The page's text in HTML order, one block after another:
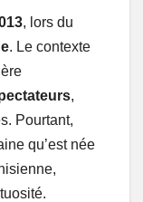
, lors du
. Le contexte
,
Pourtant,
qu’est née